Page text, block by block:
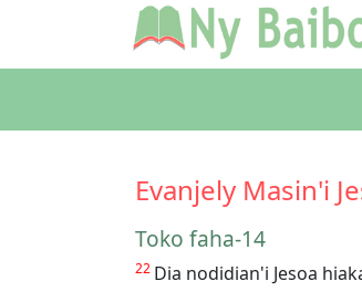
Evanjely Masin'i
Toko faha-14
22 Dia nodidian'i Jesoa